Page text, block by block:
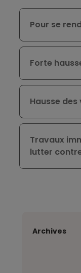
Pour se
Forte
Hausse
Travaux
lutter
Archives